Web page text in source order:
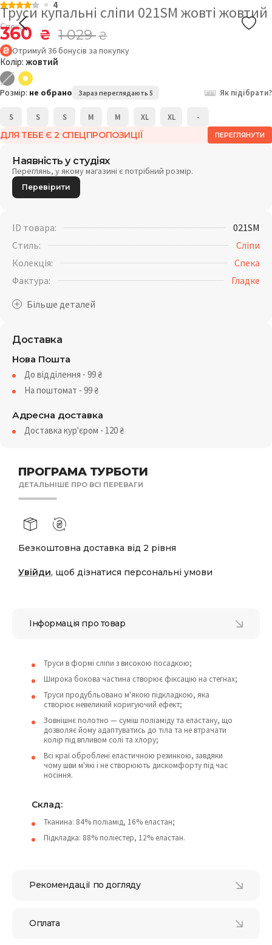
4
Труси купальні сліпи 021SM жовті жовтий
Спека
360 ₴ 1 029₴
Отримуй 36бонусів за покупку
Колір: жовтий
Розмір: не обрано Зараз переглядають 5 Як підібрати?
S S S M M XL XL -
ДЛЯ ТЕБЕ Є 2 СПЕЦПРОПОЗИЦІЇ ПЕРЕГЛЯНУТИ
ПРОГРАМА ТУРБОТИ
ДЕТАЛЬНІШЕ ПРО ВСІ ПЕРЕВАГИ
Безкоштовна доставка від 2 рівня
Увійди, щоб дізнатися персональні умови
Наявність у студіях
Переглянь, у якому магазині є потрібний розмір.
Перевірити
ID товара:
021SM
Стиль:
Сліпи
Колекція:
Спека
Фактура:
Гладке
Доставка
Нова Пошта
До відділення - 99₴
На поштомат - 99₴
Адресна доставка
Доставка кур'єром - 120₴
Інформація про товар
Труси в формі сліпи з високою посадкою;
Широка бокова частина створює фіксацію на стегнах;
Труси продубльовано м'якою підкладкою, яка
створює невеликий коригуючий ефект;
Зовнішнє полотно — суміш поліаміду та еластану, що
дозволяє йому адаптуватись до тіла та не втрачати
колір під впливом солі та хлору;
Всі краї оброблені еластичною резинкою, завдяки
чому шви м'які і не створюють дискомфорту під час
носіння.
Склад:
Тканина: 84% поліамід, 16% еластан;
Підкладка: 88% поліестер, 12% еластан.
Рекомендації по догляду
Оплата